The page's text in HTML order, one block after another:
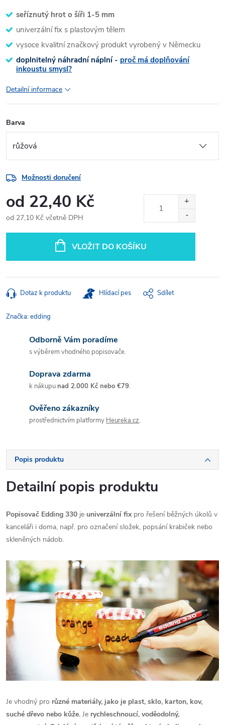
seříznutý hrot o šíři 1-5 mm
univerzální fix s plastovým tělem
vysoce kvalitní značkový produkt vyrobený v Německu
doplnitelný náhradní náplní - proč má doplňování
inkoustu smysl?
Detailní informace
Barva
Možnosti doručení
od 22,40 Kč
od 27,10 Kč včetně DPH
VLOŽIT DO KOŠÍKU
Dotaz k produktu Hlídací pes Sdílet
Značka:edding
Odborně Vám poradíme
s výběrem vhodného popisovače.
Doprava zdarma
k nákupunad 2.000 Kč nebo €79.
Ověřeno zákazníky
prostřednictvím platformy Heureka.cz.
Popis produktu
Detailní popis produktu
Popisovač Edding 330 je univerzální fixpro řešení běžných úkolů v
kanceláři i doma, např. pro označení složek, popsání krabiček nebo
skleněných nádob.
Je vhodný pro různé materiály, jako je plast, sklo, karton, kov,
suché dřevo nebo kůže. Je rychleschnoucí, voděodolný,